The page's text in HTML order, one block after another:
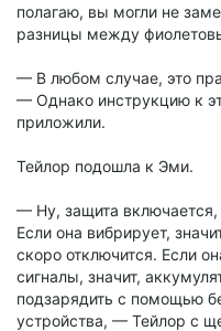
полагаю, вы могли не
разницы между
— В любом случае, это
— Однако инструкцию к
приложили.
Тейлор подошла к Эми.
— Ну, защита включается,
Если она вибрирует,
скоро отключится. Если
сигналы, значит,
подзарядить с помощью
устройства, — Тейлор с